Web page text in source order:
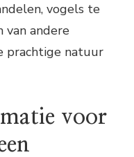
vogels te
andere
prachtige natuur
voor